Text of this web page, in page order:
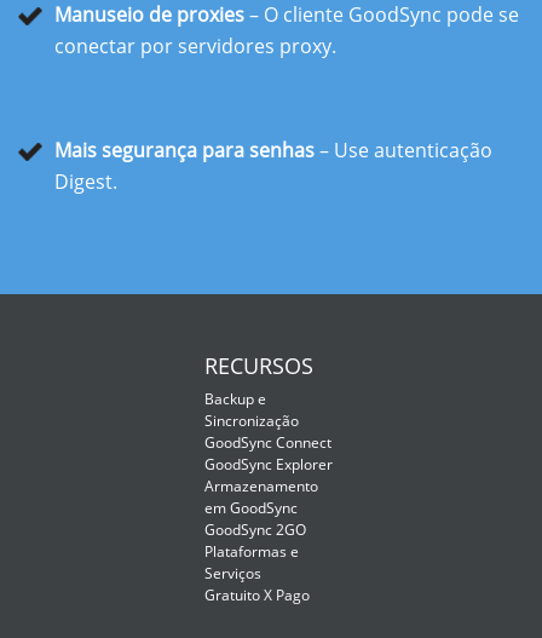
Manuseio de proxies– O cliente GoodSync pode se
conectar por servidores proxy.
Mais segurança para senhas– Use autenticação
Digest.
RECURSOS
Backup e
Sincronização
GoodSync Connect
GoodSync Explorer
Armazenamento
em GoodSync
GoodSync 2GO
Plataformas e
Serviços
Gratuito X Pago